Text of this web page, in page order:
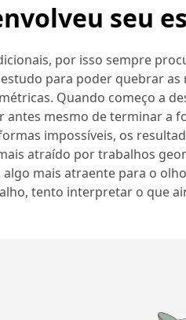
seu
por isso sempre
para poder quebrar as
Quando começo a
mesmo de terminar a
impossíveis, os
atraído por trabalhos
mais atraente para o
tento interpretar o que